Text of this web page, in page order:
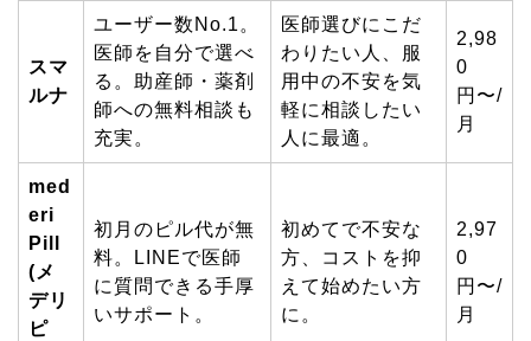
スマ
ルナ
ユーザー数No.1。
医師を自分で選べ
る。助産師・薬剤
師への無料相談も
充実。
医師選びにこだ
わりたい人、服
用中の不安を気
軽に相談したい
人に最適。
2,98
0
円〜/
月
med
eri
Pill
(メ
デリ
ピ
初月のピル代が無
料。LINEで医師
に質問できる手厚
いサポート。
初めてで不安な
方、コストを抑
えて始めたい方
に。
2,97
0
円〜/
月